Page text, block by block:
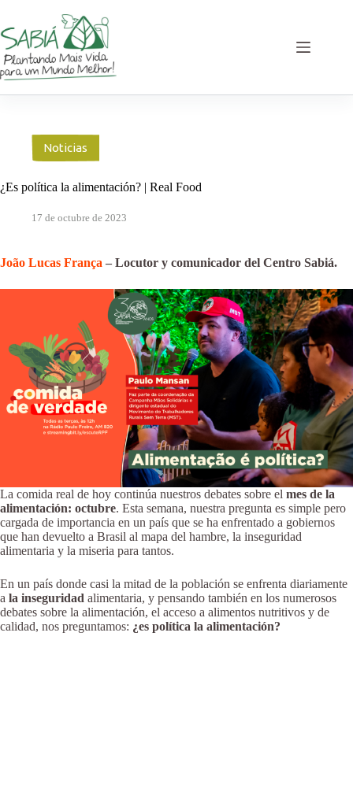
contenido
Noticias
¿Es política la alimentación? | Real Food
17 de octubre de 2023
João Lucas França – Locutor y comunicador del Centro Sabiá.
La comida real de hoy continúa nuestros debates sobre el mes de la
alimentación: octubre. Esta semana, nuestra pregunta es simple pero
cargada de importancia en un país que se ha enfrentado a gobiernos
que han devuelto a Brasil al mapa del hambre, la inseguridad
alimentaria y la miseria para tantos.
En un país donde casi la mitad de la población se enfrenta diariamente
a la inseguridad alimentaria, y pensando también en los numerosos
debates sobre la alimentación, el acceso a alimentos nutritivos y de
calidad, nos preguntamos: ¿es política la alimentación?